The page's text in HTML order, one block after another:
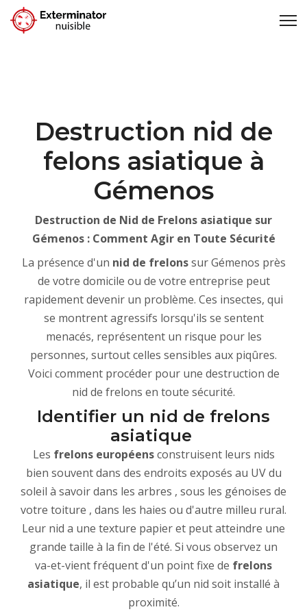
Destruction nid de
felons asiatique à
Gémenos
Destruction de Nid de Frelons asiatique sur
Gémenos : Comment Agir en Toute Sécurité
La présence d'un nid de frelonssur Gémenos près
de votre domicile ou de votre entreprise peut
rapidement devenir un problème. Ces insectes, qui
se montrent agressifs lorsqu'ils se sentent
menacés, représentent un risque pour les
personnes, surtout celles sensibles aux piqûres.
Voici comment procéder pour une destruction de
nid de frelons en toute sécurité.
Identifier un nid de frelons
asiatique
Les frelons européensconstruisent leurs nids
bien souvent dans des endroits exposés au UV du
soleil à savoir dans les arbres , sous les génoises de
votre toiture , dans les haies ou d'autre milleu rural.
Leur nid a une texture papier et peut atteindre une
grande taille à la fin de l'été. Si vous observez un
va-et-vient fréquent d'un point fixe de frelons
asiatique, il est probable qu’un nid soit installé à
proximité.